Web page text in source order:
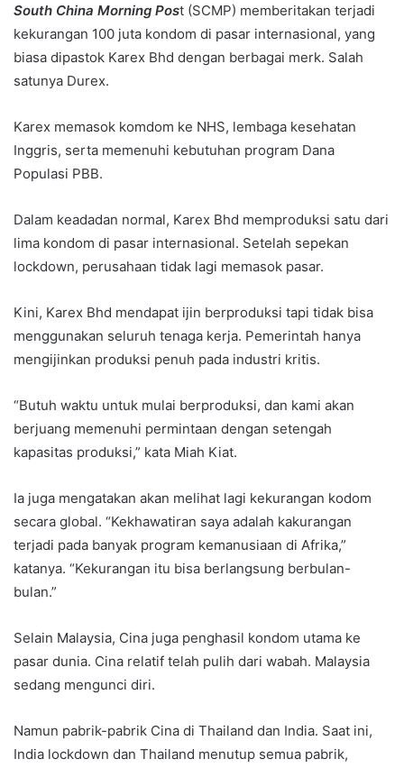
South China Morning Post (SCMP) memberitakan terjadi
kekurangan 100 juta kondom di pasar internasional, yang
biasa dipastok Karex Bhd dengan berbagai merk. Salah
satunya Durex.
Karex memasok komdom ke NHS, lembaga kesehatan
Inggris, serta memenuhi kebutuhan program Dana
Populasi PBB.
Dalam keadadan normal, Karex Bhd memproduksi satu dari
lima kondom di pasar internasional. Setelah sepekan
lockdown, perusahaan tidak lagi memasok pasar.
Kini, Karex Bhd mendapat ijin berproduksi tapi tidak bisa
menggunakan seluruh tenaga kerja. Pemerintah hanya
mengijinkan produksi penuh pada industri kritis.
“Butuh waktu untuk mulai berproduksi, dan kami akan
berjuang memenuhi permintaan dengan setengah
kapasitas produksi,” kata Miah Kiat.
Ia juga mengatakan akan melihat lagi kekurangan kodom
secara global. “Kekhawatiran saya adalah kakurangan
terjadi pada banyak program kemanusiaan di Afrika,”
katanya. “Kekurangan itu bisa berlangsung berbulan-
bulan.”
Selain Malaysia, Cina juga penghasil kondom utama ke
pasar dunia. Cina relatif telah pulih dari wabah. Malaysia
sedang mengunci diri.
Namun pabrik-pabrik Cina di Thailand dan India. Saat ini,
India lockdown dan Thailand menutup semua pabrik,